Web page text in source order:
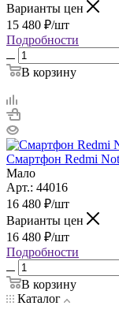
Варианты цен
15 480 ₽/шт
Подробности
В корзину
Смартфон Redmi
Мало
Арт.: 44016
16 480 ₽/шт
Варианты цен
16 480 ₽/шт
Подробности
В корзину
Каталог